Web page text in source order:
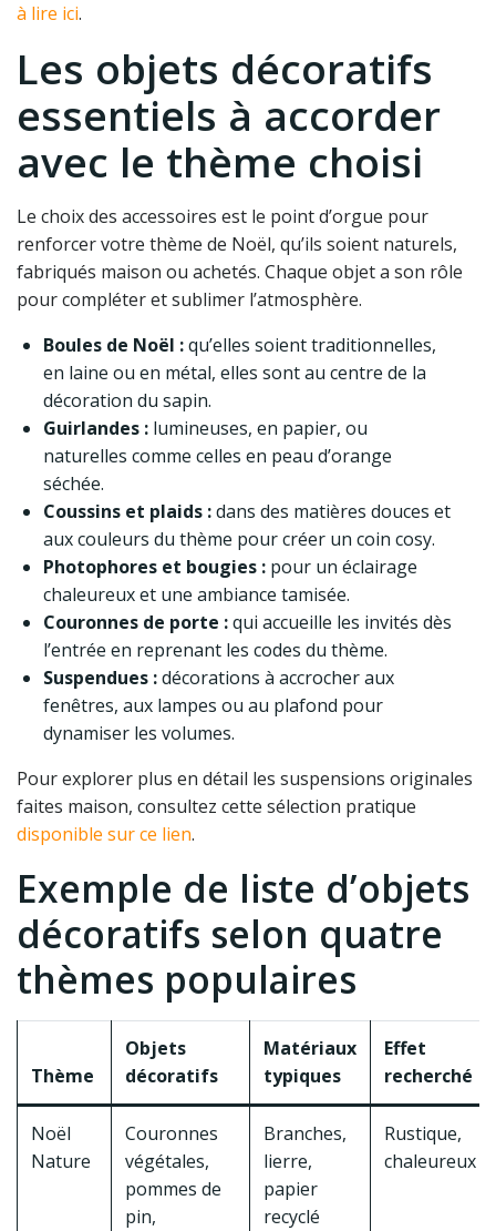
à lire ici.
Les objets décoratifs
essentiels à accorder
avec le thème choisi
Le choix des accessoires est le point d’orgue pour
renforcer votre thème de Noël, qu’ils soient naturels,
fabriqués maison ou achetés. Chaque objet a son rôle
pour compléter et sublimer l’atmosphère.
Boules de Noël :qu’elles soient traditionnelles,
en laine ou en métal, elles sont au centre de la
décoration du sapin.
Guirlandes : lumineuses, en papier, ou
naturelles comme celles en peau d’orange
séchée.
Coussins et plaids :dans des matières douces et
aux couleurs du thème pour créer un coin cosy.
Photophores et bougies : pour un éclairage
chaleureux et une ambiance tamisée.
Couronnes de porte :qui accueille les invités dès
l’entrée en reprenant les codes du thème.
Suspendues :décorations à accrocher aux
fenêtres, aux lampes ou au plafond pour
dynamiser les volumes.
Pour explorer plus en détail les suspensions originales
faites maison, consultez cette sélection pratique
disponible sur ce lien.
Exemple de liste d’objets
décoratifs selon quatre
thèmes populaires
Thème
Objets
décoratifs
Matériaux
typiques
Effet
recherché
Noël
Nature
Couronnes
végétales,
pommes de
pin,
Branches,
lierre,
papier
recyclé
Rustique,
chaleureux